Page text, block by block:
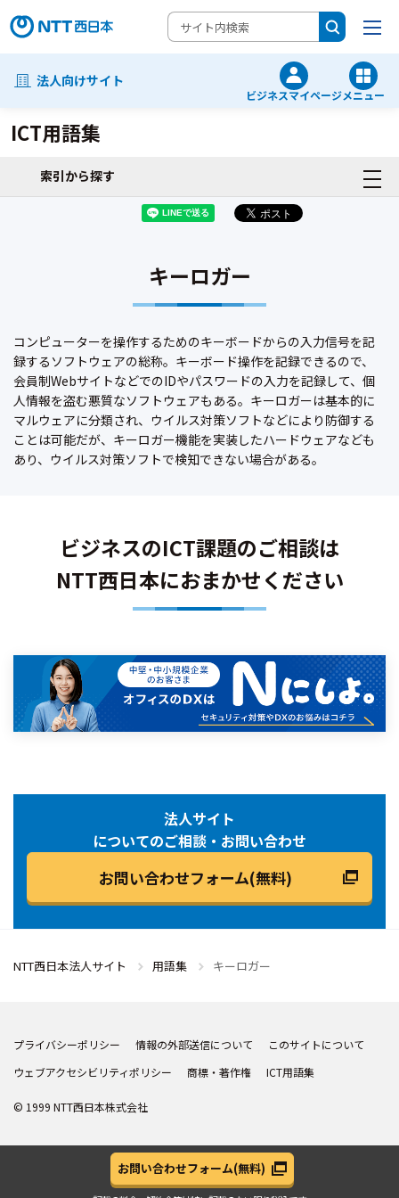
法人向けサイト
ビジネスマイページメニュー
ICT用語集
索引から探す
キーロガー
コンピューターを操作するためのキーボードからの入力信号を記
録するソフトウェアの総称。キーボード操作を記録できるので、
会員制WebサイトなどでのIDやパスワードの入力を記録して、個
人情報を盗む悪質なソフトウェアもある。キーロガーは基本的に
マルウェアに分類され、ウイルス対策ソフトなどにより防御する
ことは可能だが、キーロガー機能を実装したハードウェアなども
あり、ウイルス対策ソフトで検知できない場合がある。
ビジネスのICT課題のご相談は
NTT西日本におまかせください
法人サイト
についてのご相談・お問い合わせ
お問い合わせフォーム(無料)
NTT西日本法人サイト 用語集 キーロガー
プライバシーポリシー 情報の外部送信について
このサイトについて
ウェブアクセシビリティポリシー
商標・著作権 ICT用語集
© 1999 NTT西日本株式会社
お問い合わせフォーム(無料)